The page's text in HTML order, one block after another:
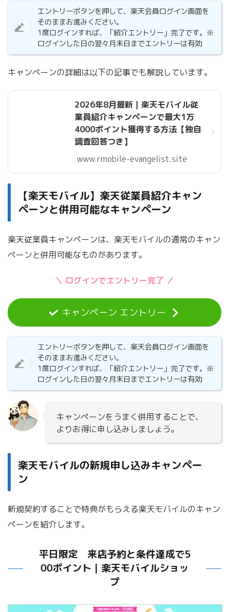
エントリーボタンを押して、楽天会員ログイン画面を
そのままお進みください。
1度ログインすれば、「紹介エントリー」完了です。※
ログインした日の翌々月末日までエントリーは有効
キャンペーンの詳細は以下の記事でも解説しています。
2026年8月最新｜楽天モバイル従
業員紹介キャンペーンで最大1万
4000ポイント獲得する方法【独自
調査回答つき】
www.rmobile-evangelist.site
【楽天モバイル】楽天従業員紹介キャン
ペーンと併用可能なキャンペーン
楽天従業員キャンペーンは、楽天モバイルの通常のキャン
ペーンと併用可能なものがあります。
＼ ログインでエントリー完了 ／
キャンペーン エントリー
エントリーボタンを押して、楽天会員ログイン画面を
そのままお進みください。
1度ログインすれば、「紹介エントリー」完了です。※
ログインした日の翌々月末日までエントリーは有効
キャンペーンをうまく併用することで、
よりお得に申し込みしましょう。
楽天モバイルの新規申し込みキャンペー
ン
新規契約することで特典がもらえる楽天モバイルのキャン
ペーンを紹介します。
平日限定 来店予約と条件達成で5
00ポイント｜楽天モバイルショッ
プ